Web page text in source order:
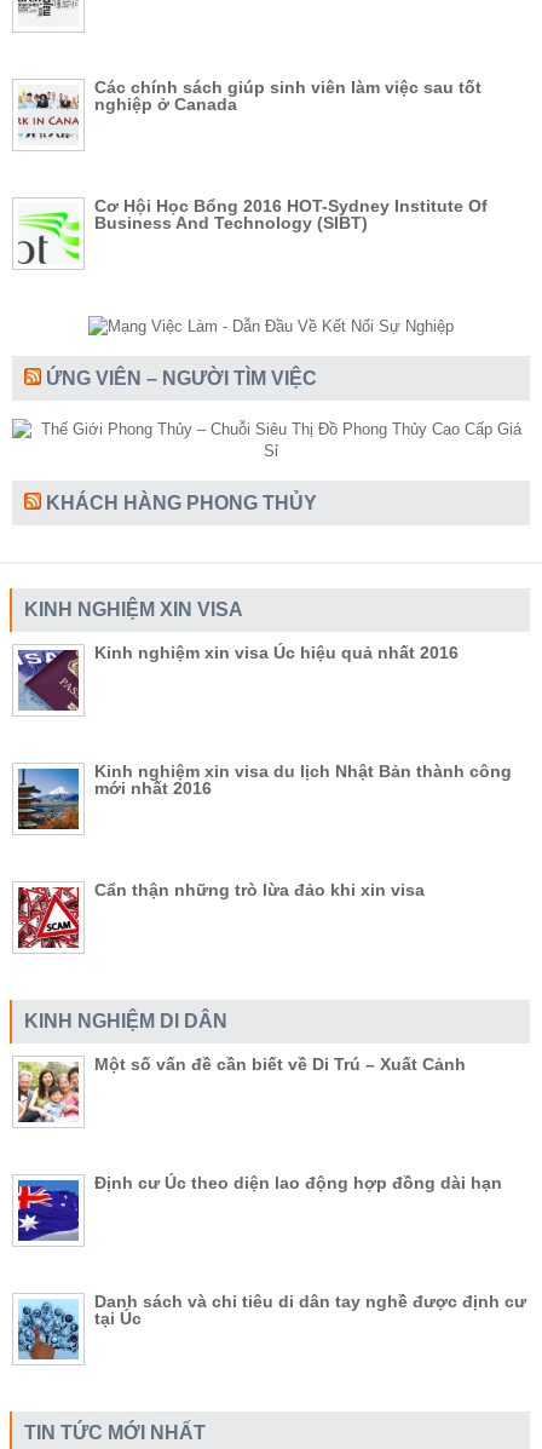
Các chính sách giúp sinh viên làm việc sau tốt
nghiệp ở Canada
Cơ Hội Học Bổng 2016 HOT-Sydney Institute Of
Business And Technology (SIBT)
ỨNG VIÊN – NGƯỜI TÌM VIỆC
KHÁCH HÀNG PHONG THỦY
KINH NGHIỆM XIN VISA
Kinh nghiệm xin visa Úc hiệu quả nhất 2016
Kinh nghiệm xin visa du lịch Nhật Bản thành công
mới nhất 2016
Cẩn thận những trò lừa đảo khi xin visa
KINH NGHIỆM DI DÂN
Một số vấn đề cần biết về Di Trú – Xuất Cảnh
Định cư Úc theo diện lao động hợp đồng dài hạn
Danh sách và chỉ tiêu di dân tay nghề được định cư
tại Úc
TIN TỨC MỚI NHẤT